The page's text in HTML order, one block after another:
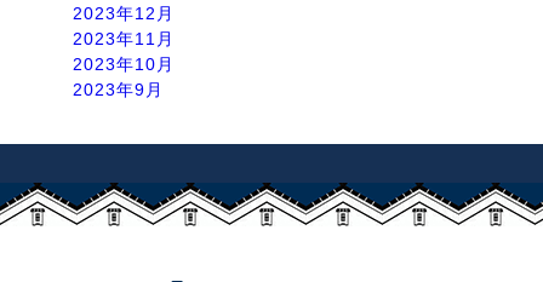
2023年12月
2023年11月
2023年10月
2023年9月